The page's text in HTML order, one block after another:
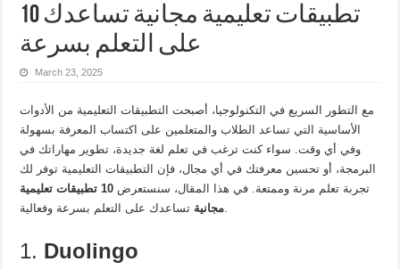
10 تطبيقات تعليمية مجانية تساعدك
على التعلم بسرعة
March 23, 2025
مع التطور السريع في التكنولوجيا، أصبحت التطبيقات التعليمية من الأدوات
الأساسية التي تساعد الطلاب والمتعلمين على اكتساب المعرفة بسهولة
وفي أي وقت. سواء كنت ترغب في تعلم لغة جديدة، تطوير مهاراتك في
البرمجة، أو تحسين معرفتك في أي مجال، فإن التطبيقات التعليمية توفر لك
تجربة تعلم مرنة وممتعة. في هذا المقال، سنستعرض
10 تطبيقات تعليمية
مجانية
1. Duolingo